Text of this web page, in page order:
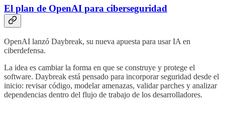
El plan de OpenAI para ciberseguridad
OpenAI lanzó Daybreak, su nueva apuesta para usar IA en
ciberdefensa.
La idea es cambiar la forma en que se construye y protege el
software. Daybreak está pensado para incorporar seguridad desde el
inicio: revisar código, modelar amenazas, validar parches y analizar
dependencias dentro del flujo de trabajo de los desarrolladores.